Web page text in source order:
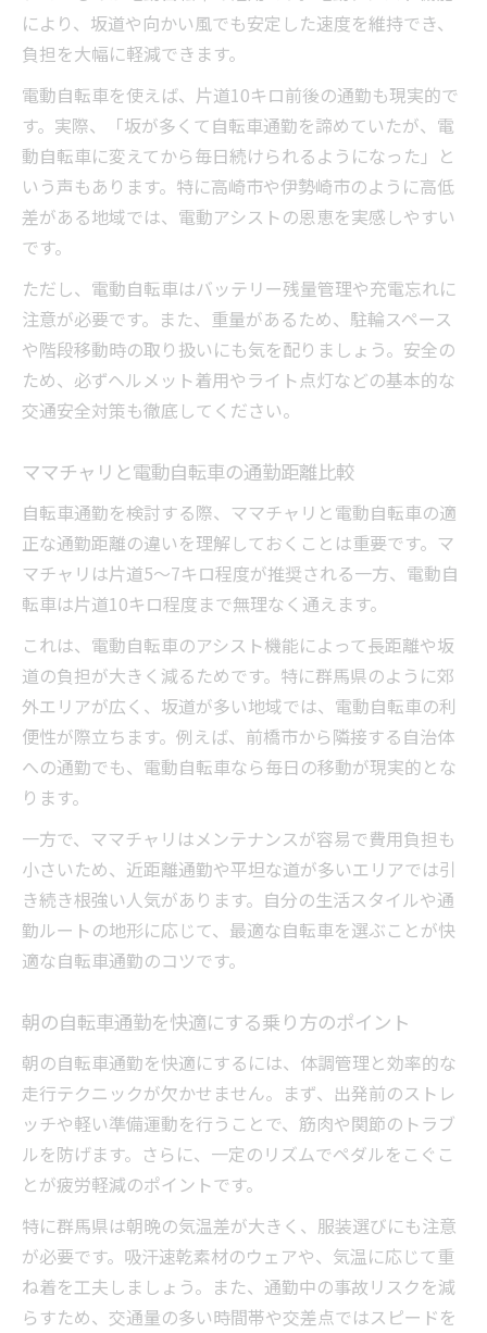
により、坂道や向かい風でも安定した速度を維持でき、
負担を大幅に軽減できます。
電動自転車を使えば、片道10キロ前後の通勤も現実的で
す。実際、「坂が多くて自転車通勤を諦めていたが、電
動自転車に変えてから毎日続けられるようになった」と
いう声もあります。特に高崎市や伊勢崎市のように高低
差がある地域では、電動アシストの恩恵を実感しやすい
です。
ただし、電動自転車はバッテリー残量管理や充電忘れに
注意が必要です。また、重量があるため、駐輪スペース
や階段移動時の取り扱いにも気を配りましょう。安全の
ため、必ずヘルメット着用やライト点灯などの基本的な
交通安全対策も徹底してください。
ママチャリと電動自転車の通勤距離比較
自転車通勤を検討する際、ママチャリと電動自転車の適
正な通勤距離の違いを理解しておくことは重要です。マ
マチャリは片道5～7キロ程度が推奨される一方、電動自
転車は片道10キロ程度まで無理なく通えます。
これは、電動自転車のアシスト機能によって長距離や坂
道の負担が大きく減るためです。特に群馬県のように郊
外エリアが広く、坂道が多い地域では、電動自転車の利
便性が際立ちます。例えば、前橋市から隣接する自治体
への通勤でも、電動自転車なら毎日の移動が現実的とな
ります。
一方で、ママチャリはメンテナンスが容易で費用負担も
小さいため、近距離通勤や平坦な道が多いエリアでは引
き続き根強い人気があります。自分の生活スタイルや通
勤ルートの地形に応じて、最適な自転車を選ぶことが快
適な自転車通勤のコツです。
朝の自転車通勤を快適にする乗り方のポイント
朝の自転車通勤を快適にするには、体調管理と効率的な
走行テクニックが欠かせません。まず、出発前のストレ
ッチや軽い準備運動を行うことで、筋肉や関節のトラブ
ルを防げます。さらに、一定のリズムでペダルをこぐこ
とが疲労軽減のポイントです。
特に群馬県は朝晩の気温差が大きく、服装選びにも注意
が必要です。吸汗速乾素材のウェアや、気温に応じて重
ね着を工夫しましょう。また、通勤中の事故リスクを減
らすため、交通量の多い時間帯や交差点ではスピードを